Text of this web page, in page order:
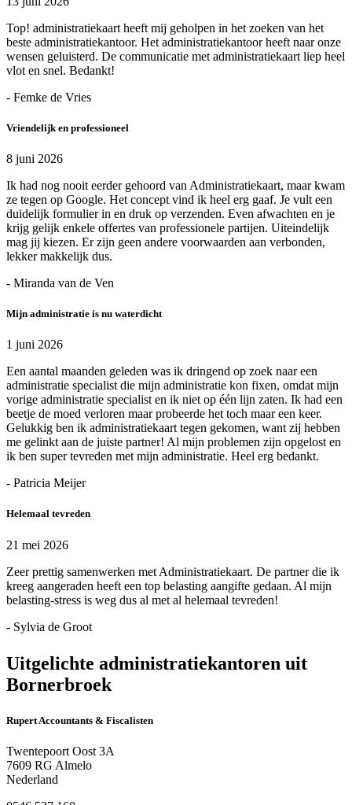
Top! administratiekaart heeft mij geholpen in het zoeken van het
beste administratiekantoor. Het administratiekantoor heeft naar onze
wensen geluisterd. De communicatie met administratiekaart liep heel
vlot en snel. Bedankt!
- Femke de Vries
Vriendelijk en professioneel
8 juni 2026
Ik had nog nooit eerder gehoord van Administratiekaart, maar kwam
ze tegen op Google. Het concept vind ik heel erg gaaf. Je vult een
duidelijk formulier in en druk op verzenden. Even afwachten en je
krijg gelijk enkele offertes van professionele partijen. Uiteindelijk
mag jij kiezen. Er zijn geen andere voorwaarden aan verbonden,
lekker makkelijk dus.
- Miranda van de Ven
Mijn administratie is nu waterdicht
1 juni 2026
Een aantal maanden geleden was ik dringend op zoek naar een
administratie specialist die mijn administratie kon fixen, omdat mijn
vorige administratie specialist en ik niet op één lijn zaten. Ik had een
beetje de moed verloren maar probeerde het toch maar een keer.
Gelukkig ben ik administratiekaart tegen gekomen, want zij hebben
me gelinkt aan de juiste partner! Al mijn problemen zijn opgelost en
ik ben super tevreden met mijn administratie. Heel erg bedankt.
- Patricia Meijer
Helemaal tevreden
21 mei 2026
Zeer prettig samenwerken met Administratiekaart. De partner die ik
kreeg aangeraden heeft een top belasting aangifte gedaan. Al mijn
belasting-stress is weg dus al met al helemaal tevreden!
- Sylvia de Groot
Uitgelichte administratiekantoren uit
Bornerbroek
Rupert Accountants & Fiscalisten
Twentepoort Oost 3A
7609 RG Almelo
Nederland